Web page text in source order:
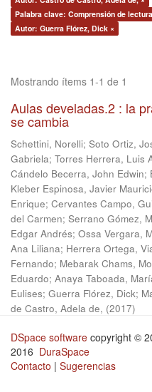
Palabra clave: Comprensión de
Autor: Guerra Flórez, Dick ×
Mostrando ítems 1-1 de 1
Aulas develadas.2 : la
se cambia
Schettini, Norelli; Soto Ortiz,
Gabriela; Torres Herrera, Luis
Cándelo Becerra, John Edwin;
Kleber Espinosa, Javier
Enrique; Cervantes Campo,
del Carmen; Serrano Gómez,
Edgar Andrés; Ossa Vergara,
Ana Liliana; Herrera Ortega,
Fernando; Mebarak Chams,
Eduardo; Anaya Taboada,
Eulises; Guerra Flórez, Dick;
de Castro, Adela de, (2017)
DSpace software copyright ©
2016 DuraSpace
Contacto | Sugerencias